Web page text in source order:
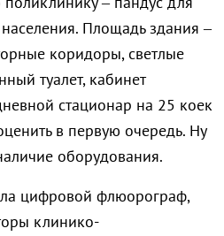
Площадь здания –
коридоры, светлые
туалет, кабинет
стационар на 25 коек
в первую очередь. Ну
оборудования.
цифровой флюорограф,
клинико-